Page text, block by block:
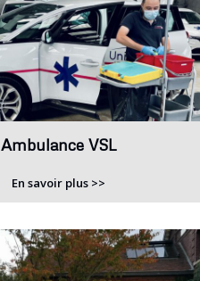
Ambulance VSL
En savoir plus >>